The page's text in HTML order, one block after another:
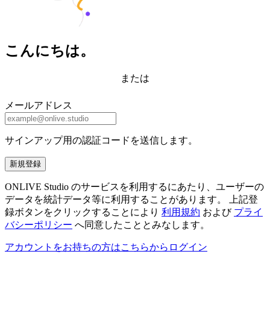
こんにちは。
または
メールアドレス
サインアップ用の認証コードを送信します。
新規登録
ONLIVE Studio のサービスを利用するにあたり、ユーザーの
データを統計データ等に利用することがあります。 上記登
録ボタンをクリックすることにより 利用規約 および プライ
バシーポリシー へ同意したこととみなします。
アカウントをお持ちの方はこちらからログイン